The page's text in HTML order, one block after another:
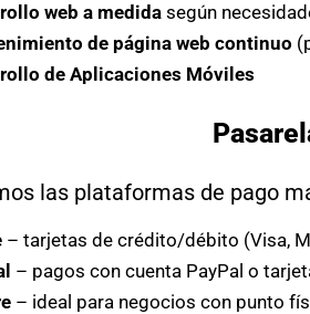
web a medida según
de página web continuo
de Aplicaciones Móviles
las plataformas de pago
– tarjetas de crédito/débito (Visa,
– pagos con cuenta PayPal o
– ideal para negocios con punto